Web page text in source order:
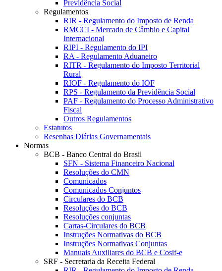
Previdência Social
Regulamentos
RIR - Regulamento do Imposto de Renda
RMCCI - Mercado de Câmbio e Capital
Internacional
RIPI - Regulamento do IPI
RA - Regulamento Aduaneiro
RITR - Regulamento do Imposto Territorial
Rural
RIOF - Regulamento do IOF
RPS - Regulamento da Previdência Social
PAF - Regulamento do Processo Administrativo
Fiscal
Outros Regulamentos
Estatutos
Resenhas Diárias Governamentais
Normas
BCB - Banco Central do Brasil
SFN - Sistema Financeiro Nacional
Resoluções do CMN
Comunicados
Comunicados Conjuntos
Circulares do BCB
Resoluções do BCB
Resoluções conjuntas
Cartas-Circulares do BCB
Instruções Normativas do BCB
Instruções Normativas Conjuntas
Manuais Auxiliares do BCB e Cosif-e
SRF - Secretaria da Receita Federal